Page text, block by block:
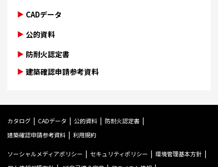
CADデータ
公的資料
防耐火認定書
建築確認申請参考資料
カタログ CADデータ 公的資料
防耐火認定書
建築確認申請参考資料
利用規約
ソーシャルメディアポリシー セキュリティポリシー
環境管理基本方針